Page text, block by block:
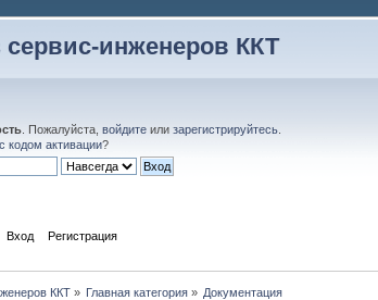
инженеров ККТ
. Пожалуйста, войдитеили зарегистрируйтесь.
кодом активации?
Вход Регистрация
ККТ» Главная категория » Документация